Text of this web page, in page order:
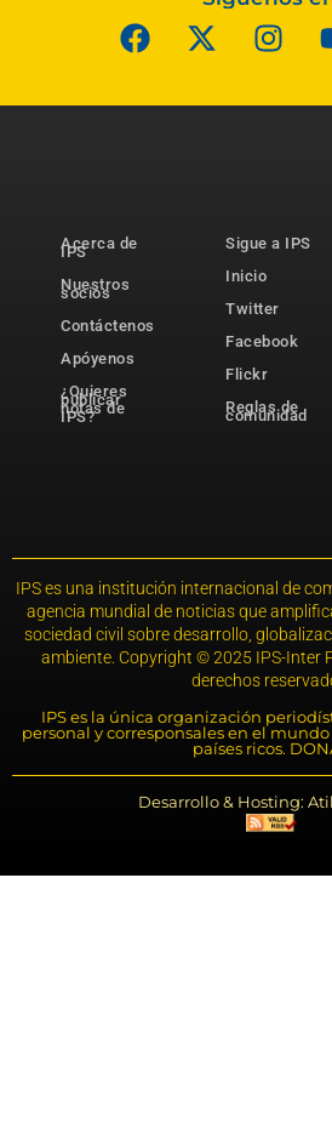
Acerca de
IPS
Nuestros
socios
Contáctenos
Apóyenos
¿Quieres
publicar
notas de
IPS?
Sigue a IPS
Inicio
Twitter
Facebook
Flickr
Reglas de
comunidad
IPS es una institución internacional de
agencia mundial de noticias que
sociedad civil sobre desarrollo,
ambiente. Copyright © 2025 IPS-Inter
derechos
IPS es la única organización
personal y corresponsales en el
países ricos.
Desarrollo & Hosting: